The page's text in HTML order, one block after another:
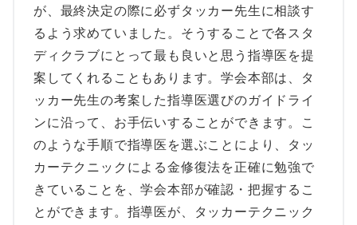
が、最終決定の際に必ずタッカー先生に相談す
るよう求めていました。そうすることで各スタ
ディクラブにとって最も良いと思う指導医を提
案してくれることもあります。学会本部は、タ
ッカー先生の考案した指導医選びのガイドライ
ンに沿って、お手伝いすることができます。こ
のような手順で指導医を選ぶことにより、タッ
カーテクニックによる金修復法を正確に勉強で
きていることを、学会本部が確認・把握するこ
とができます。指導医が、タッカーテクニック